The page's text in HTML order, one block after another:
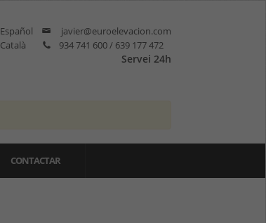
javier@euroelevacion.com
934 741 600 / 639 177 472
Servei 24h
Español
Català
CONTACTAR